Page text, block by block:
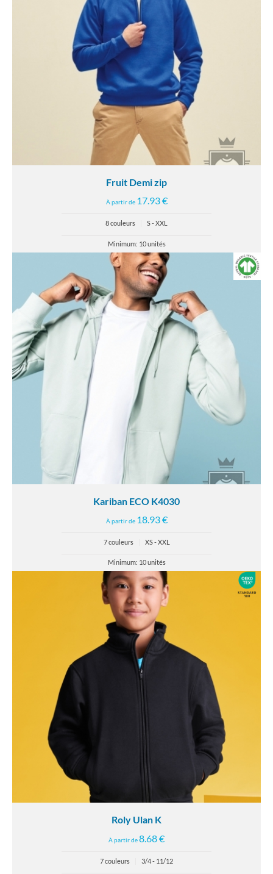
Fruit Demi zip
À partir de 17.93 €
8 couleurs S - XXL
Minimum: 10 unités
Kariban ECO K4030
À partir de 18.93 €
7 couleurs XS - XXL
Minimum: 10 unités
Roly Ulan K
À partir de8.68 €
7 couleurs 3/4 - 11/12